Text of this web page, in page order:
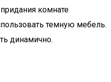
комнате
темную мебель.
динамично.